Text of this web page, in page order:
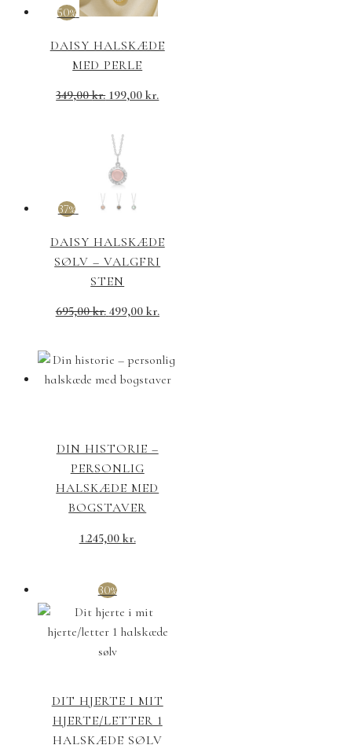
50%
DAISY HALSKÆDE
MED PERLE
349,00kr. 199,00kr.
37%
DAISY HALSKÆDE
SØLV – VALGFRI
STEN
695,00kr. 499,00 kr.
DIN HISTORIE –
PERSONLIG
HALSKÆDE MED
BOGSTAVER
1.245,00 kr.
30%
DIT HJERTE I MIT
HJERTE/LETTER 1
HALSKÆDE SØLV